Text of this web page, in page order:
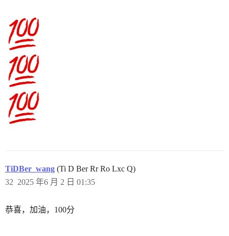
TiDBer_wang (Ti D Ber Rr Ro Lxc Q)
2025 年6 月 2 日 01:35
32
恭喜，加油，100分